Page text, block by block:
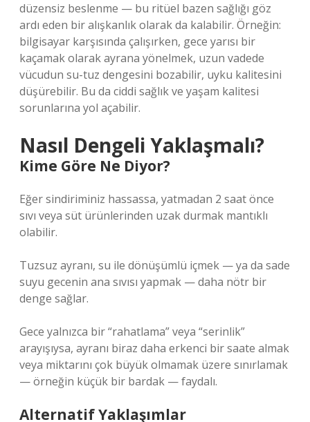
düzensiz beslenme — bu ritüel bazen sağlığı göz
ardı eden bir alışkanlık olarak da kalabilir. Örneğin:
bilgisayar karşısında çalışırken, gece yarısı bir
kaçamak olarak ayrana yönelmek, uzun vadede
vücudun su-tuz dengesini bozabilir, uyku kalitesini
düşürebilir. Bu da ciddi sağlık ve yaşam kalitesi
sorunlarına yol açabilir.
Nasıl Dengeli Yaklaşmalı?
Kime Göre Ne Diyor?
Eğer sindiriminiz hassassa, yatmadan 2 saat önce
sıvı veya süt ürünlerinden uzak durmak mantıklı
olabilir.
Tuzsuz ayranı, su ile dönüşümlü içmek — ya da sade
suyu gecenin ana sıvısı yapmak — daha nötr bir
denge sağlar.
Gece yalnızca bir “rahatlama” veya “serinlik”
arayışıysa, ayranı biraz daha erkenci bir saate almak
veya miktarını çok büyük olmamak üzere sınırlamak
— örneğin küçük bir bardak — faydalı.
Alternatif Yaklaşımlar